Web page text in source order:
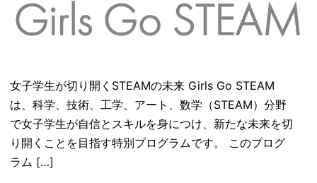
女子学生が切り開くSTEAMの未来 Girls Go STEAM
は、科学、技術、工学、アート、数学（STEAM）分野
で女子学生が自信とスキルを身につけ、新たな未来を切
り開くことを目指す特別プログラムです。 このプログ
ラム […]